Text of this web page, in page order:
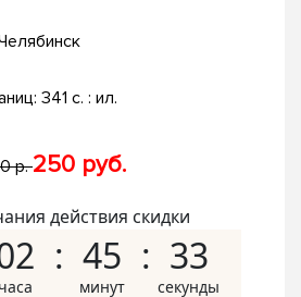
341 с. : ил.
р.250 руб.
действия скидки
45 32